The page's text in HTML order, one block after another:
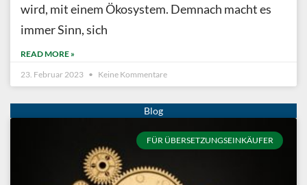
wird, mit einem Ökosystem. Demnach macht es
immer Sinn, sich
READ MORE »
23. Februar 2023
Keine Kommentare
FÜR ÜBERSETZUNGSEINKÄUFER